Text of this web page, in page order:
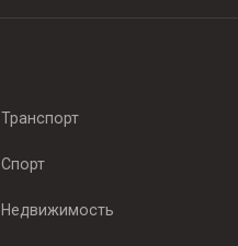
Транспорт
Спорт
Недвижимость